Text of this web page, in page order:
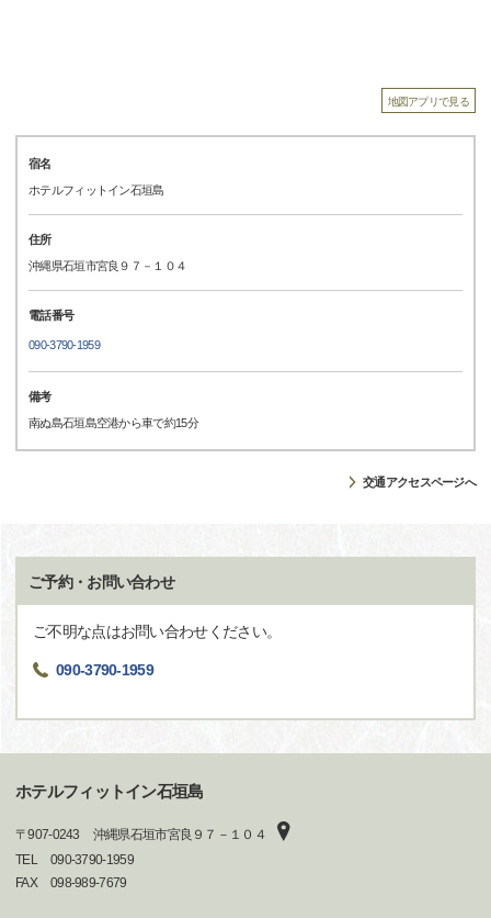
地図アプリで見る
宿名
ホテルフィットイン石垣島
住所
沖縄県石垣市宮良９７－１０４
電話番号
090-3790-1959
備考
南ぬ島石垣島空港から車で約15分
交通アクセスページへ
ご予約・お問い合わせ
ご不明な点はお問い合わせください。
090-3790-1959
ホテルフィットイン石垣島
〒907-0243
沖縄県石垣市宮良９７－１０４
TEL
090-3790-1959
FAX
098-989-7679